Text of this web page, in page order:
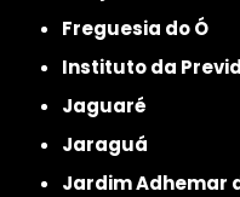
Freguesia do Ó
Instituto da
Jaguaré
Jaraguá
Jardim Adhemar